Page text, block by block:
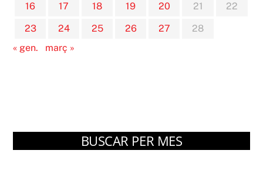
16
17 18 19 20 21
22
23
24 25 26 27
28
« gen.
març »
BUSCAR PER MES